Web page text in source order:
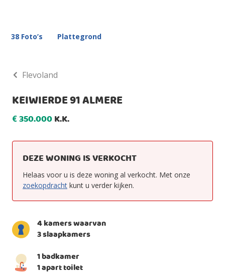
38 Foto’s Plattegrond
Flevoland
KEIWIERDE 91 ALMERE
€350.000K.K.
DEZE WONING IS VERKOCHT
Helaas voor u is deze woning al verkocht. Met onze
zoekopdracht kunt u verder kijken.
4 kamers waarvan
3 slaapkamers
1 badkamer
1 apart toilet